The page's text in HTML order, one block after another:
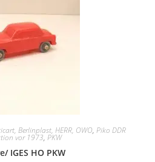
Berlinplast, HERR, OWO, Piko DDR
vor 1973, PKW
IGES HO PKW